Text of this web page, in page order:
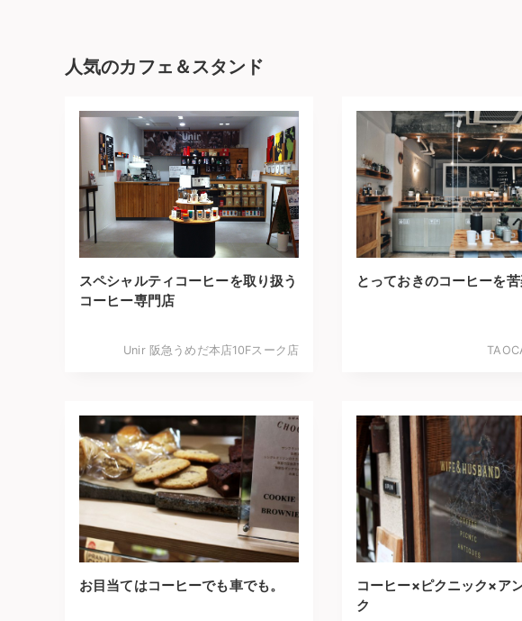
人気のカフェ＆スタンド
スペシャルティコーヒーを取り扱う
コーヒー専門店
Unir 阪急うめだ本店10Fスーク店
とっておきのコーヒーを
お目当てはコーヒーでも車でも。
コーヒー×ピクニック×ア
ク